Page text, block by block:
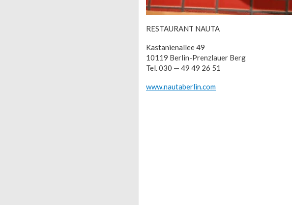
RESTAURANT NAUTA
Kastanienallee 49
10119 Berlin-Prenzlauer Berg
Tel. 030 — 49 49 26 51
www.nautaberlin.com